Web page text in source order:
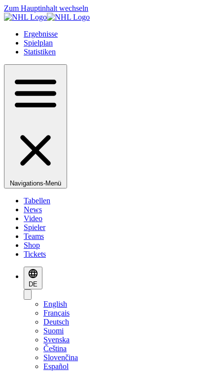
Zum Hauptinhalt wechseln
Ergebnisse
Spielplan
Statistiken
Navigations-Menü
Tabellen
News
Video
Spieler
Teams
Shop
Tickets
DE
English
Français
Deutsch
Suomi
Svenska
Čeština
Slovenčina
Español